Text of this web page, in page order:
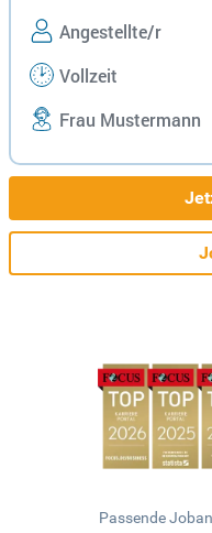
Angestellte/r
Vollzeit
Frau Mustermann
Passende